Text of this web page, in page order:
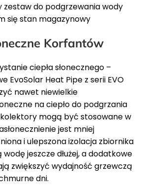
do podgrzewania wody
się stan magazynowy
Korfantów
ciepła słonecznego –
EvoSolar Heat Pipe z serii EVO
nawet niewielkie
na ciepło do podgrzania
mogą być stosowane w
jest mniej
i ulepszona izolacja zbiornika
wodę jeszcze dłużej, a dodatkowe
zwiększyć wydajność grzewczą
dni.